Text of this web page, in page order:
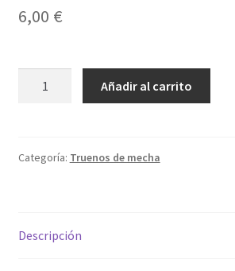
Entrega
Información sobre cookies
Política de privacidad
Términos y condiciones
6,00 €
Añadir al carrito
Categoría: Truenos de mecha
Descripción